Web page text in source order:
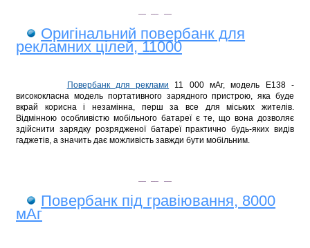
Оригінальний повербанк для
рекламних цілей, 11000
Повербанк для реклами 11 000 мАг, модель Е138 -
висококласна модель портативного зарядного пристрою, яка буде
вкрай корисна і незамінна, перш за все для міських жителів.
Відмінною особливістю мобільного батареї є те, що вона дозволяє
здійснити зарядку розрядженоїбатареї практично будь-яких видів
гаджетів, а значить дає можливість завжди бути мобільним.
Повербанк під гравіювання, 8000
мАг